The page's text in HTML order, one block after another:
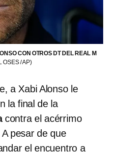
CON OTROS DT DEL REAL M
OSES / AP)
a Xabi Alonso le
la final de la
contra el acérrimo
A pesar de que
el encuentro a